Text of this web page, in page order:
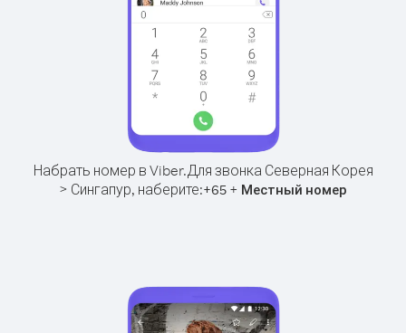
Набрать номер в Viber.Для звонка Северная Корея
> Сингапур, наберите:+65 + Местный номер